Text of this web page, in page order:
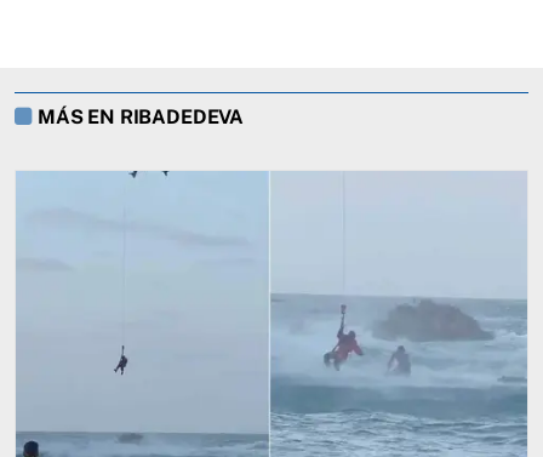
MÁS EN RIBADEDEVA